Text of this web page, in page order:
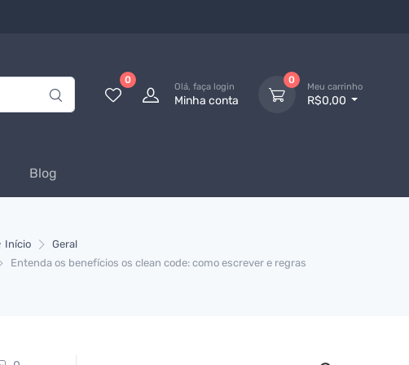
0
Olá, faça login
Minha conta
0
Meu carrinho
R$0,00
Blog
Início
Geral
Entenda os benefícios os clean code: como escrever e regras